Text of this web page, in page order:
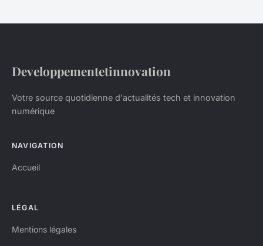
Developpementetinnovation
Votre source quotidienne d'actualités tech et innovation
numérique
NAVIGATION
Accueil
LÉGAL
Mentions légales